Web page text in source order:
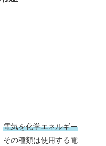
電気を化学エネルギー
その種類は使用する電